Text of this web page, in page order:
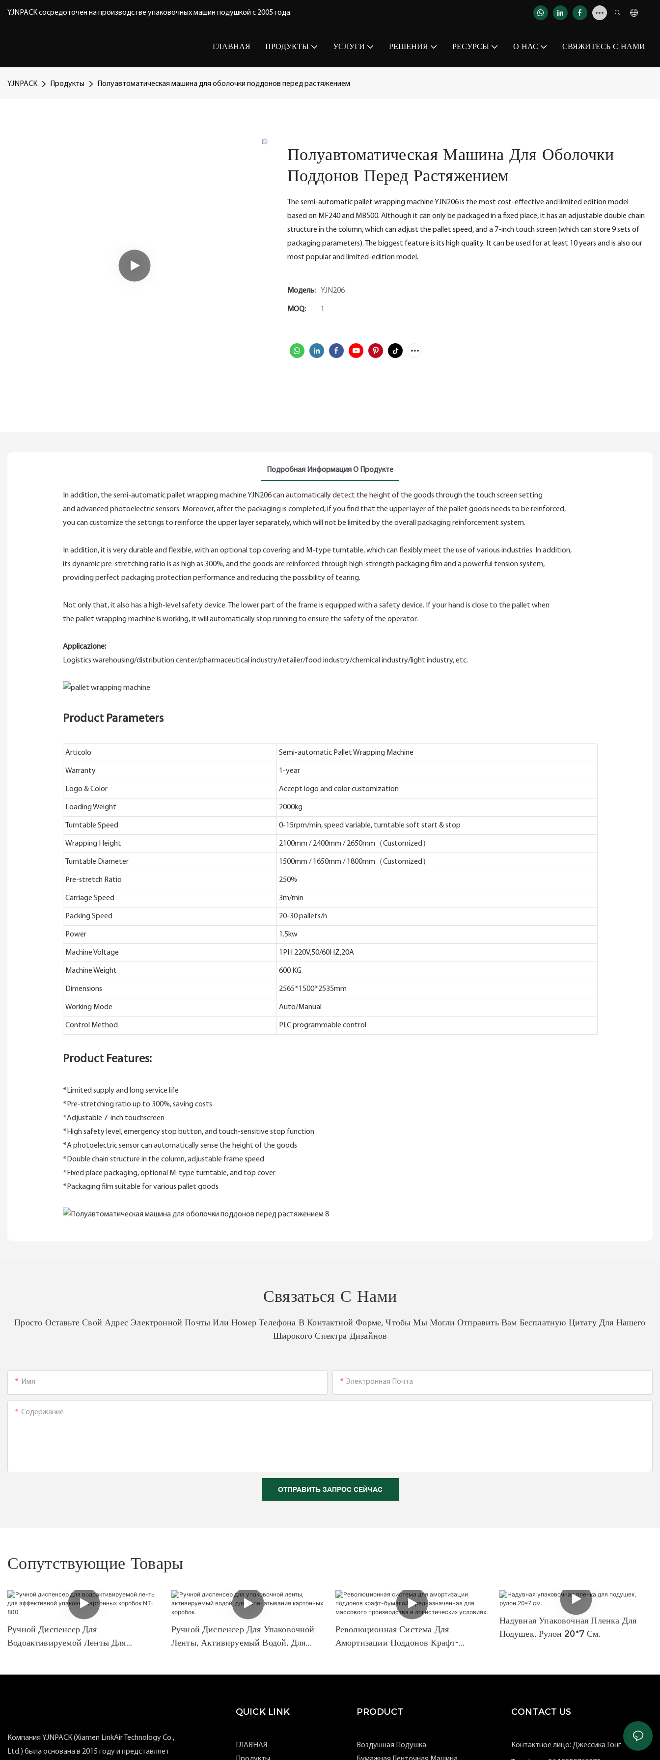
YJNPACK сосредоточен на производстве упаковочных машин подушкой с 2005 года.
ГЛАВНАЯ ПРОДУКТЫ УСЛУГИ РЕШЕНИЯ РЕСУРСЫ О НАС СВЯЖИТЕСЬ С НАМИ
YJNPACK Продукты Полуавтоматическая машина для оболочки поддонов перед растяжением
Полуавтоматическая Машина Для Оболочки
Поддонов Перед Растяжением
The semi-automatic pallet wrapping machine YJN206 is the most cost-effective and limited edition model
based on MF240 and MB500. Although it can only be packaged in a fixed place, it has an adjustable double chain
structure in the column, which can adjust the pallet speed, and a 7-inch touch screen (which can store 9 sets of
packaging parameters). The biggest feature is its high quality. It can be used for at least 10 years and is also our
most popular and limited-edition model.
Модель: YJN206
MOQ: 1
Подробная Информация О Продукте
In addition, the semi-automatic pallet wrapping machine YJN206 can automatically detect the height of the goods through the touch screen setting
and advanced photoelectric sensors. Moreover, after the packaging is completed, if you find that the upper layer of the pallet goods needs to be reinforced,
you can customize the settings to reinforce the upper layer separately, which will not be limited by the overall packaging reinforcement system.
In addition, it is very durable and flexible, with an optional top covering and M-type turntable, which can flexibly meet the use of various industries. In addition,
its dynamic pre-stretching ratio is as high as 300%, and the goods are reinforced through high-strength packaging film and a powerful tension system,
providing perfect packaging protection performance and reducing the possibility of tearing.
Not only that, it also has a high-level safety device. The lower part of the frame is equipped with a safety device. If your hand is close to the pallet when
the pallet wrapping machine is working, it will automatically stop running to ensure the safety of the operator.
Applicazione:
Logistics warehousing/distribution center/pharmaceutical industry/retailer/food industry/chemical industry/light industry, etc.
Product Parameters
Articolo Semi-automatic Pallet Wrapping Machine
Warranty 1-year
Logo & Color Accept logo and color customization
Loading Weight 2000kg
Turntable Speed 0-15rpm/min, speed variable, turntable soft start & stop
Wrapping Height 2100mm / 2400mm / 2650mm（Customized）
Turntable Diameter 1500mm / 1650mm / 1800mm（Customized）
Pre-stretch Ratio 250%
Carriage Speed 3m/min
Packing Speed 20-30 pallets/h
Power 1.5kw
Machine Voltage 1PH 220V,50/60HZ,20A
Machine Weight 600 KG
Dimensions 2565*1500*2535mm
Working Mode Auto/Manual
Control Method PLC programmable control
Product Features:
*Limited supply and long service life
*Pre-stretching ratio up to 300%, saving costs
*Adjustable 7-inch touchscreen
*High safety level, emergency stop button, and touch-sensitive stop function
*A photoelectric sensor can automatically sense the height of the goods
*Double chain structure in the column, adjustable frame speed
*Fixed place packaging, optional M-type turntable, and top cover
*Packaging film suitable for various pallet goods
Связаться С Нами
Просто Оставьте Свой Адрес Электронной Почты Или Номер Телефона В Контактной Форме, Чтобы Мы Могли Отправить Вам Бесплатную Цитату Для Нашего
Широкого Спектра Дизайнов
Имя Электронная Почта
Содержание
ОТПРАВИТЬ ЗАПРОС СЕЙЧАС
Сопутствующие Товары
Ручной Диспенсер Для
Водоактивируемой Ленты Для
Ручной Диспенсер Для Упаковочной
Ленты, Активируемый Водой, Для
Революционная Система Для
Амортизации Поддонов Крафт-
Надувная Упаковочная Пленка Для
Подушек, Рулон 20*7 См.
Компания YJNPACK (Xiamen LinkAir Technology Co.,
Ltd.) была основана в 2015 году и представляет
QUICK LINK
ГЛАВНАЯ
PRODUCT
Воздушная Подушка
CONTACT US
Контактное лицо: Джессика Гонг